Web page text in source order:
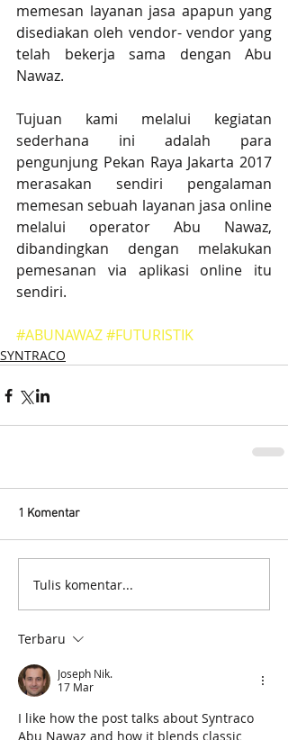
memesan layanan jasa apapun yang
disediakan oleh vendor- vendor yang
telah bekerja sama dengan Abu
Nawaz.
Tujuan kami melalui kegiatan
sederhana ini adalah para
pengunjung Pekan Raya Jakarta 2017
merasakan sendiri pengalaman
memesan sebuah layanan jasa online
melalui operator Abu Nawaz,
dibandingkan dengan melakukan
pemesanan via aplikasi online itu
sendiri.
#ABUNAWAZ#FUTURISTIK
SYNTRACO
1 Komentar
Tulis komentar...
Terbaru
Joseph Nik.
17 Mar
I like how the post talks about Syntraco
Abu Nawaz and how it blends classic